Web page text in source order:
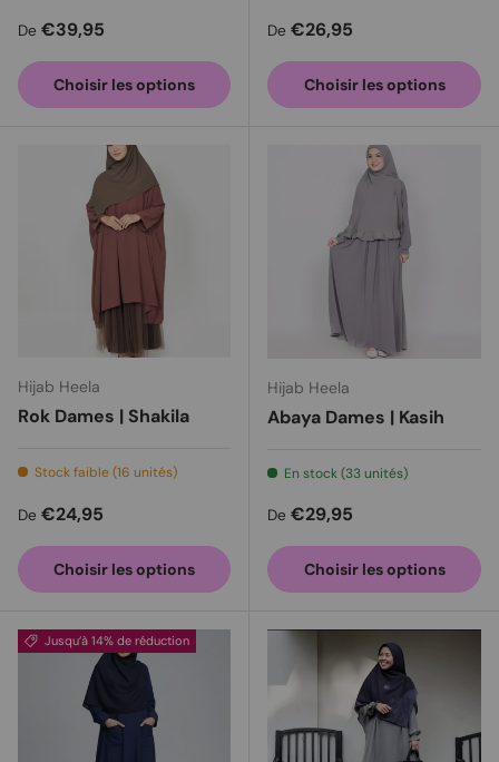
Prix habituel
De €39,95
Choisir les options
Prix habituel
De €26,95
Choisir les options
Hijab Heela
Rok Dames | Shakila
Stock faible (16 unités)
Prix habituel
De €24,95
Choisir les options
Hijab Heela
Abaya Dames | Kasih
En stock (33 unités)
Prix habituel
De €29,95
Choisir les options
Jusqu’à 14% de réduction